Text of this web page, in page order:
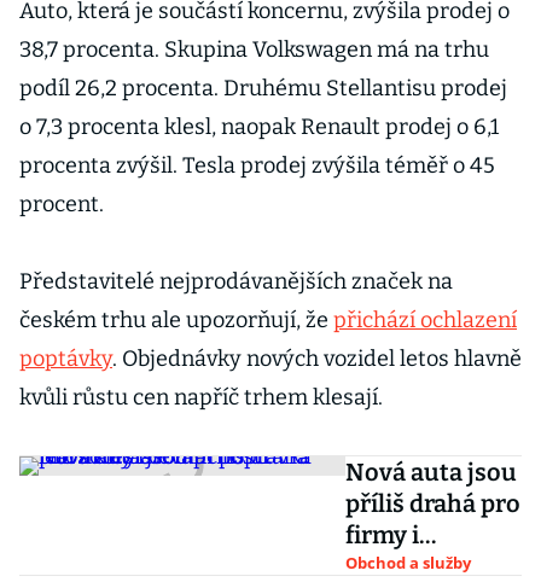
Auto, která je součástí koncernu, zvýšila prodej o
38,7 procenta. Skupina Volkswagen má na trhu
podíl 26,2 procenta. Druhému Stellantisu prodej
o 7,3 procenta klesl, naopak Renault prodej o 6,1
procenta zvýšil. Tesla prodej zvýšila téměř o 45
procent.
Představitelé nejprodávanějších značek na
českém trhu ale upozorňují, že přichází ochlazení
poptávky. Objednávky nových vozidel letos hlavně
kvůli růstu cen napříč trhem klesají.
Nová auta jsou
příliš drahá pro
firmy i
domácnosti.
Obchod a služby